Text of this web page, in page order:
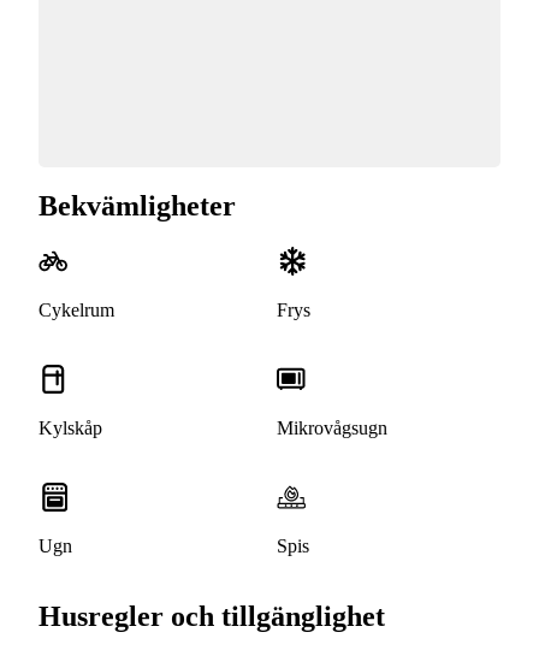
Bekvämligheter
Cykelrum Frys
Kylskåp Mikrovågsugn
Ugn Spis
Husregler och tillgänglighet